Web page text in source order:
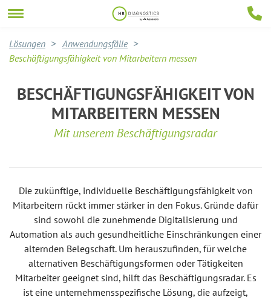
Lösungen
Anwendungsfälle
Beschäftigungsfähigkeit von Mitarbeitern messen
BESCHÄFTIGUNGSFÄHIGKEIT VON
MITARBEITERN MESSEN
Mit unserem Beschäftigungsradar
Die zukünftige, individuelle Beschäftigungsfähigkeit von
Mitarbeitern rückt immer stärker in den Fokus. Gründe dafür
sind sowohl die zunehmende Digitalisierung und
Automation als auch gesundheitliche Einschränkungen einer
alternden Belegschaft. Um herauszufinden, für welche
alternativen Beschäftigungsformen oder Tätigkeiten
Mitarbeiter geeignet sind, hilft das Beschäftigungsradar. Es
ist eine unternehmensspezifische Lösung, die aufzeigt,